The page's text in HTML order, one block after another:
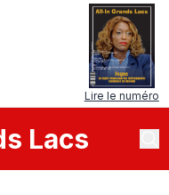
Lire le numéro
Lacs